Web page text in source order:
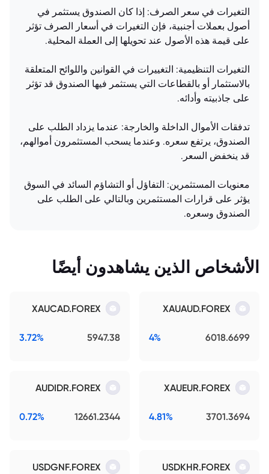
التغيرات في سعر الصرف: إذا كان الصندوق يستثمر في
أصول بعملات أجنبية، فإن التغيرات في أسعار الصرف تؤثر
على قيمة هذه الأصول عند تحويلها إلى العملة المحلية.
التغيرات التنظيمية: التغييرات في القوانين واللوائح المتعلقة
بالاستثمار أو بالقطاعات التي يستثمر فيها الصندوق قد تؤثر
على جاذبيته وأدائه.
تدفقات الأموال الداخلة والخارجة: عندما يزداد الطلب على
الصندوق، يرتفع سعره. وعندما يسحب المستثمرون أموالهم،
قد ينخفض السعر.
معنويات المستثمرين: التفاؤل أو التشاؤم السائد في السوق
يؤثر على قرارات المستثمرين وبالتالي على الطلب على
الصندوق وسعره.
الأشخاص الذين يشاهدون أيضًا
XAUAUD.FOREX
6018.6699
4%
XAUCAD.FOREX
5947.38
3.72%
XAUEUR.FOREX
3701.3694
4.81%
AUDIDR.FOREX
12661.2344
0.72%
USDKHR.FOREX
USDGNF.FOREX